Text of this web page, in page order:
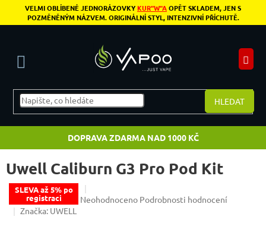
Přejít na obsah
VELMI OBLÍBENÉ JEDNORÁZOVKYKUR"W"AOPĚT SKLADEM, JEN S
POZMĚNĚNÝM NÁZVEM. ORIGINÁLNÍ STYL, INTENZIVNÍ PŘÍCHUTĚ.
HLEDAT
DOPRAVA ZDARMA NAD 1000 KČ
Uwell Caliburn G3 Pro Pod Kit
SLEVA až 5% po
registraci
Průměrné hodnocení produktu je 0,0 z 5
Neohodnoceno Podrobnosti hodnocení
Značka: UWELL